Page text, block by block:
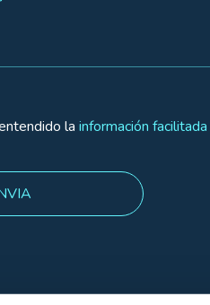
la información facilitada